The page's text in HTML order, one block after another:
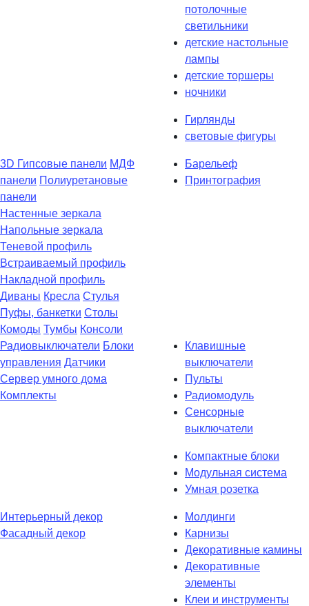
потолочные
светильники
детские настольные
лампы
детские торшеры
ночники
Гирлянды
световые фигуры
3D Гипсовые панели МДФ
панели Полиуретановые
панели
Барельеф
Принтография
Настенные зеркала
Напольные зеркала
Теневой профиль
Встраиваемый профиль
Накладной профиль
Диваны Кресла Стулья
Пуфы, банкетки Столы
Комоды Тумбы Консоли
Радиовыключатели Блоки
управления Датчики
Сервер умного дома
Комплекты
Клавишные
выключатели
Пульты
Радиомодуль
Сенсорные
выключатели
Компактные блоки
Модульная система
Умная розетка
Интерьерный декор
Фасадный декор
Молдинги
Карнизы
Декоративные камины
Декоративные
элементы
Клеи и инструменты